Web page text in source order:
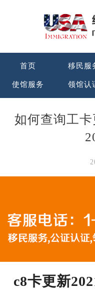
首页 移民服
使馆服务 领馆认
如何查询工
c8卡更新